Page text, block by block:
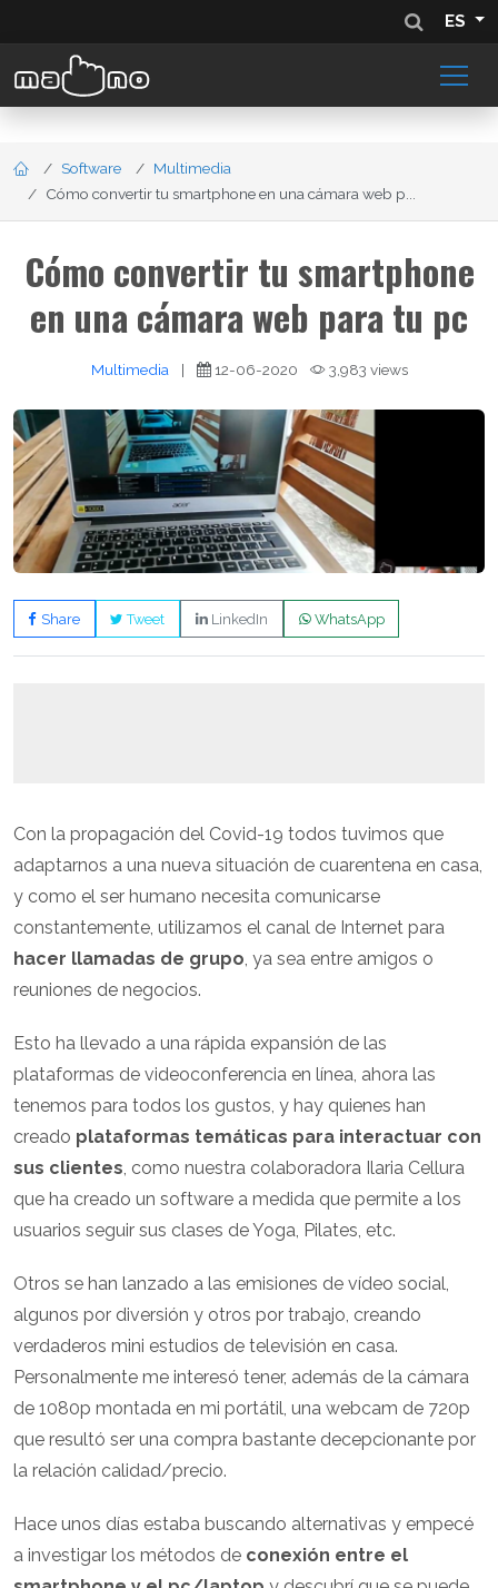
ES
Software
Multimedia
Cómo convertir tu smartphone en una cámara web p...
Cómo convertir tu smartphone
en una cámara web para tu pc
Multimedia | 12-06-2020 3,983 views
Share Tweet LinkedIn WhatsApp
Con la propagación del Covid-19 todos tuvimos que
adaptarnos a una nueva situación de cuarentena en casa,
y como el ser humano necesita comunicarse
constantemente, utilizamos el canal de Internet para
hacer llamadas de grupo, ya sea entre amigos o
reuniones de negocios.
Esto ha llevado a una rápida expansión de las
plataformas de videoconferencia en línea, ahora las
tenemos para todos los gustos, y hay quienes han
creado plataformas temáticas para interactuar con
sus clientes, como nuestra colaboradora Ilaria Cellura
que ha creado un software a medida que permite a los
usuarios seguir sus clases de Yoga, Pilates, etc.
Otros se han lanzado a las emisiones de vídeo social,
algunos por diversión y otros por trabajo, creando
verdaderos mini estudios de televisión en casa.
Personalmente me interesó tener, además de la cámara
de 1080p montada en mi portátil, una webcam de 720p
que resultó ser una compra bastante decepcionante por
la relación calidad/precio.
Hace unos días estaba buscando alternativas y empecé
a investigar los métodos de conexión entre el